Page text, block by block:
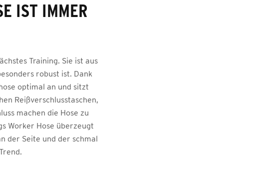
IST IMMER E
Training. Sie ist aus
robust ist. Dank
optimal an und sitzt
Reißverschlusstaschen,
machen die Hose zu
Worker Hose überzeugt
der Seite und der schmal